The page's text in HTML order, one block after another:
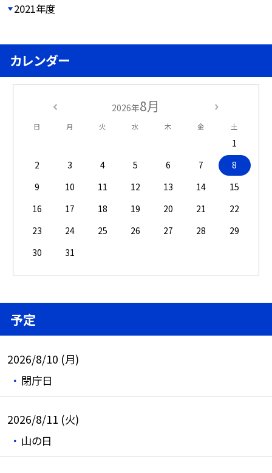
2021年度
カレンダー
2026年8月
日 月 火 水 木 金 土
1
2
3 4 5 6 7
8
9
10 11 12 13 14
15
16
17 18 19 20 21
22
23
24 25 26 27 28
29
30
31
予定
2026/8/10 (月)
閉庁日
2026/8/11 (火)
山の日